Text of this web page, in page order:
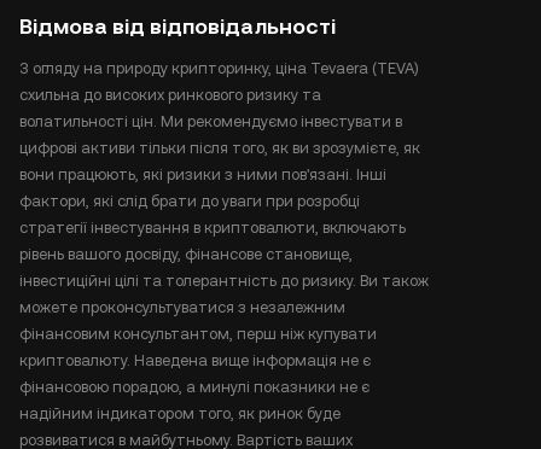
Відмова від відповідальності
З огляду на природу крипторинку, ціна Tevaera (TEVA)
схильна до високих ринкового ризику та
волатильності цін. Ми рекомендуємо інвестувати в
цифрові активи тільки після того, як ви зрозумієте, як
вони працюють, які ризики з ними пов'язані. Інші
фактори, які слід брати до уваги при розробці
стратегії інвестування в криптовалюти, включають
рівень вашого досвіду, фінансове становище,
інвестиційні цілі та толерантність до ризику. Ви також
можете проконсультуватися з незалежним
фінансовим консультантом, перш ніж купувати
криптовалюту. Наведена вище інформація не є
фінансовою порадою, а минулі показники не є
надійним індикатором того, як ринок буде
розвиватися в майбутньому. Вартість ваших